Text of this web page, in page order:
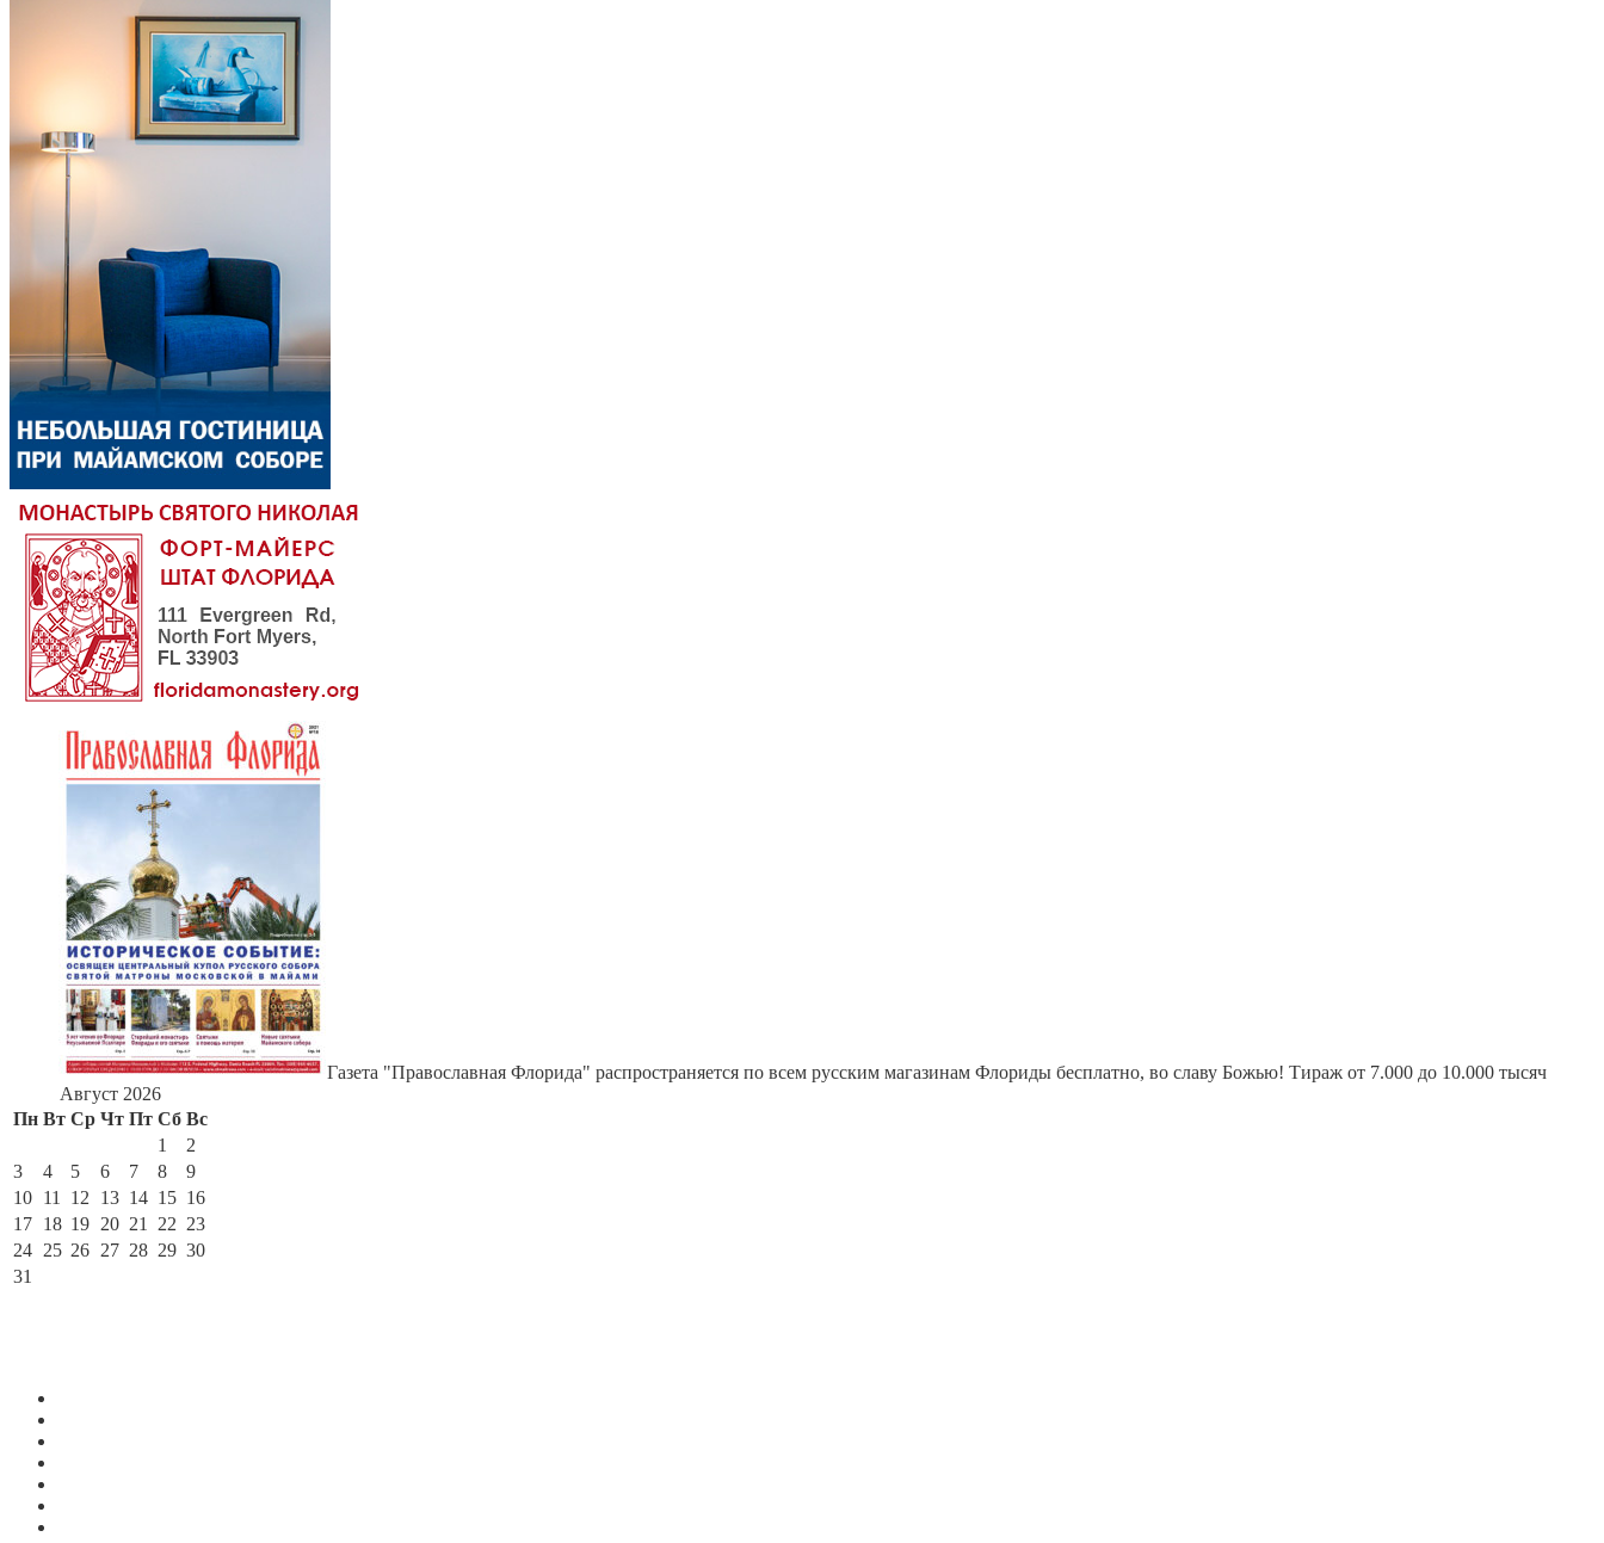
Газета "Православная Флорида" распространяется по всем русским магазинам Флориды бесплатно, во славу Божью! Тираж от 7.000 до 10.000 тысяч
Август 2026
Пн Вт Ср Чт Пт Сб Вс
1
2
3
4 5 6 7 8
9
10 11 12 13 14 15 16
17 18 19 20 21 22 23
24 25 26 27 28 29 30
31